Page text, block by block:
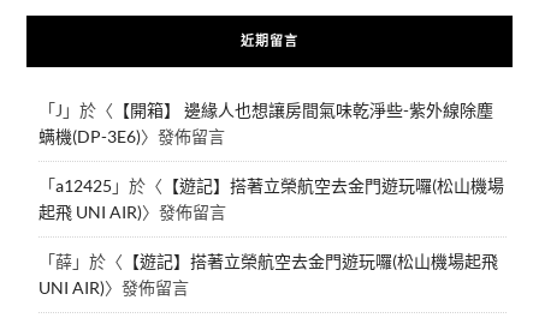
近期留言
「J 」於〈 【開箱】 邊緣人也想讓房間氣味乾淨些-紫外線除塵
螨機(DP-3E6)〉發佈留言
「a12425 」於〈 【遊記】搭著立榮航空去金門遊玩囉(松山機場
起飛 UNI AIR)〉發佈留言
「薛」於〈 【遊記】搭著立榮航空去金門遊玩囉(松山機場起飛
UNI AIR)〉發佈留言